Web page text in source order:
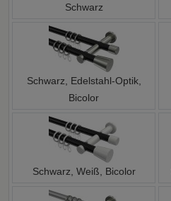
Schwarz
Schwarz, Edelstahl-Optik,
Bicolor
Schwarz, Weiß, Bicolor